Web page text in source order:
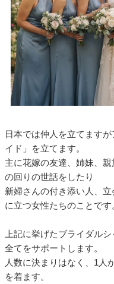
日本では仲人を立てます
イド」を立てます。
主に花嫁の友達、姉妹、
の回りの世話をしたり
新婦さんの付き添い人、
に立つ女性たちのことです
上記に挙げたブライダル
全てをサポートします。
人数に決まりはなく、1人
を着ます。